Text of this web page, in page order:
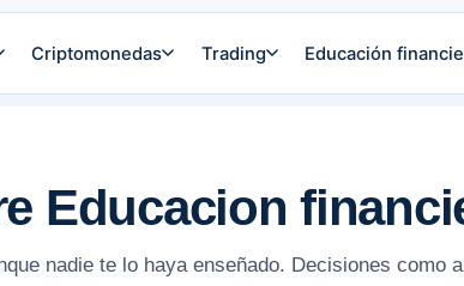
Criptomonedas Trading Educación
Educacion
nadie te lo haya enseñado. Decisiones como